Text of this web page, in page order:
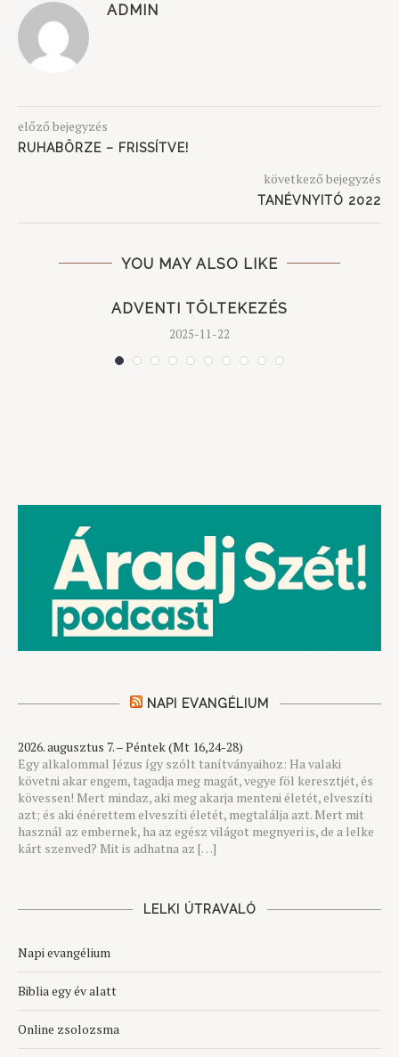
ADMIN
előző bejegyzés
RUHABÖRZE – FRISSÍTVE!
következő bejegyzés
TANÉVNYITÓ 2022
YOU MAY ALSO LIKE
ADVENTI TÖLTEKEZÉS
2025-11-22
NAPI EVANGÉLIUM
2026. augusztus 7. – Péntek (Mt 16,24-28)
Egy alkalommal Jézus így szólt tanítványaihoz: Ha valaki
követni akar engem, tagadja meg magát, vegye föl keresztjét, és
kövessen! Mert mindaz, aki meg akarja menteni életét, elveszíti
azt; és aki énérettem elveszíti életét, megtalálja azt. Mert mit
használ az embernek, ha az egész világot megnyeri is, de a lelke
kárt szenved? Mit is adhatna az […]
LELKI ÚTRAVALÓ
Napi evangélium
Biblia egy év alatt
Online zsolozsma